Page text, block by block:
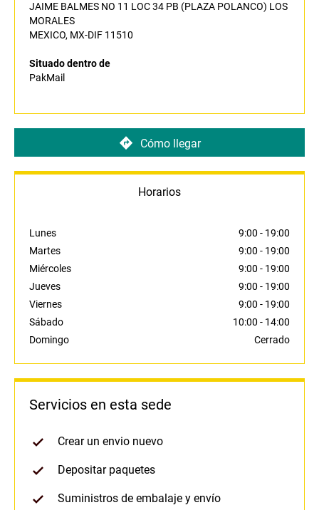
JAIME BALMES NO 11 LOC 34 PB (PLAZA POLANCO) LOS
MORALES
MEXICO, MX-DIF 11510
Situado dentro de
PakMail
Cómo llegar
Horarios
Lunes 9:00 - 19:00
Martes
9:00 - 19:00
Miércoles
9:00 - 19:00
Jueves
9:00 - 19:00
Viernes
9:00 - 19:00
Sábado
10:00 - 14:00
Domingo
Cerrado
Servicios en esta sede
Crear un envio nuevo
Depositar paquetes
Suministros de embalaje y envío